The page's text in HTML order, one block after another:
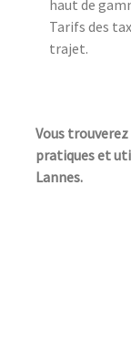
haut de
Tarifs des
trajet.
Vous
pratiques et
Lannes.